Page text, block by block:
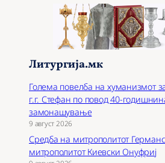
Литургија.мк
Голема повелба на хуманизмот
г.г. Стефан по повод 40-
замонашување
9 август 2026
Средба на митрополитот
митрополитот Киевски Онуфриј